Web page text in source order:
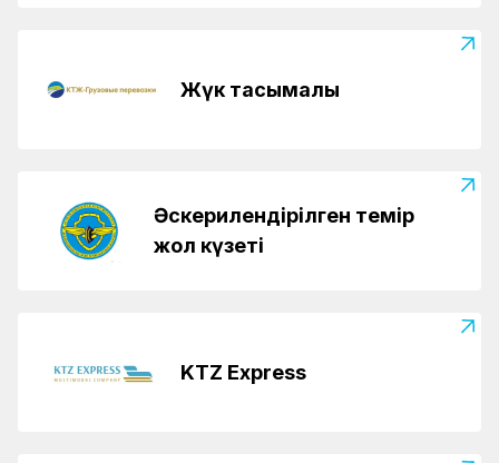
Жүк тасымалы
Әскерилендірілген темір
жол күзеті
KTZ Express